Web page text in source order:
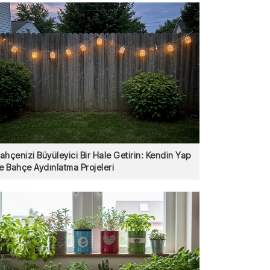
Büyüleyici Bir Hale Getirin: Kendin Yap
Bahçe Aydınlatma Projeleri